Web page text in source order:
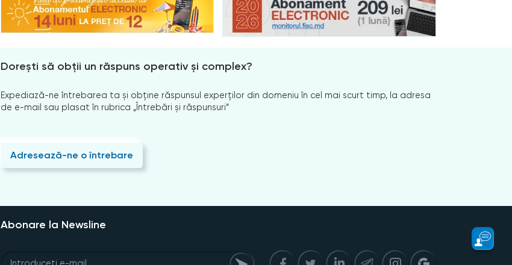
Dorești să obții un răspuns operativ și complex?
Expediază-ne întrebarea ta și obține răspunsul experților din domeniu în cel mai scurt timp, la adresa
de e-mail sau plasat în rubrica „Întrebări și răspunsuri”
Adresează-ne o întrebare
Abonare la Newsline